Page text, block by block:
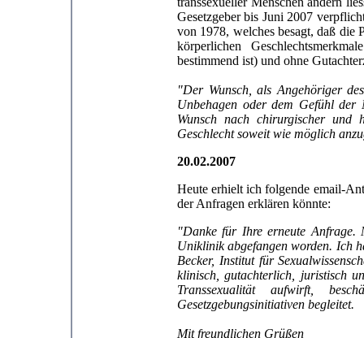
Gesetzgeber bis Juni 2007
von 1978, welches besagt, daß die
körperlichen
bestimmend ist) und ohne
"Der Wunsch, als Angehöriger
Unbehagen oder dem Gefühl der
Wunsch nach chirurgischer und
Geschlecht soweit wie möglich
20.02.2007
Heute erhielt ich folgende email-
der Anfragen erklären könnte:
"Danke für Ihre erneute Anfrage.
Uniklinik abgefangen worden. Ich
Becker, Institut für
klinisch, gutachterlich, juristisch
Transsexualität aufwirft,
Gesetzgebungsinitiativen begleitet.
Mit freundlichen Grüßen